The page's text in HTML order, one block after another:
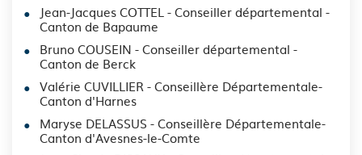
Jean-Jacques COTTEL - Conseiller départemental -
Canton de Bapaume
Bruno COUSEIN - Conseiller départemental -
Canton de Berck
Valérie CUVILLIER - Conseillère Départementale-
Canton d'Harnes
Maryse DELASSUS - Conseillère Départementale-
Canton d'Avesnes-le-Comte